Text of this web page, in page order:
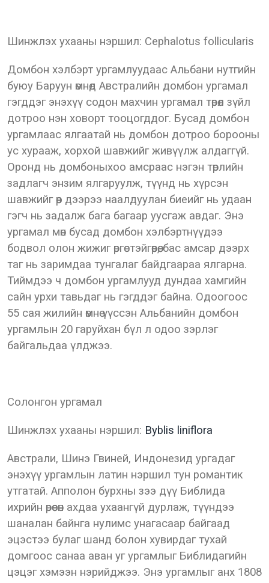
Шинжлэх ухааны нэршил: Cephalotus follicularis
Домбон хэлбэрт ургамлуудаас Альбани нутгийн
буюу Баруун өмнөд Австралийн домбон ургамал
гэгддэг энэхүү содон махчин ургамал төрөл зүйл
дотроо нэн ховорт тооцогддог. Бусад домбон
ургамлаас ялгаатай нь домбон дотроо борооны
ус хурааж, хорхой шавжийг живүүлж алдаггүй.
Оронд нь домбоныхоо амсраас нэгэн төрлийн
задлагч энзим ялгаруулж, түүнд нь хүрсэн
шавжийг өөр дээрээ наалдуулан биеийг нь удаан
гэгч нь задалж бага багаар уусгаж авдаг. Энэ
ургамал мөн бусад домбон хэлбэртнүүдээ
бодвол олон жижиг өргөстэйгөөрөө, бас амсар дээрх
таг нь заримдаа тунгалаг байдгаараа ялгарна.
Тиймдээ ч домбон ургамлууд дундаа хамгийн
сайн урхи тавьдаг нь гэгддэг байна. Одоогоос
55 сая жилийн өмнө үүссэн Альбанийн домбон
ургамлын 20 гаруйхан бүл л одоо зэрлэг
байгальдаа үлджээ.
Солонгон ургамал
Шинжлэх ухааны нэршил: Byblis liniflora
Австрали, Шинэ Гвиней, Индонезид ургадаг
энэхүү ургамлын латин нэршил тун романтик
утгатай. Апполон бурхны зээ дүү Библида
ихрийн өрөөсөн ахдаа ухаангүй дурлаж, түүндээ
шаналан байнга нулимс унагасаар байгаад
эцэстээ булаг шанд болон хувирдаг тухай
домгоос санаа аван уг ургамлыг Библидагийн
цэцэг хэмээн нэрийджээ. Энэ ургамлыг анх 1808